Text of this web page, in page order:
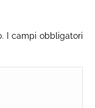
I campi obbligatori